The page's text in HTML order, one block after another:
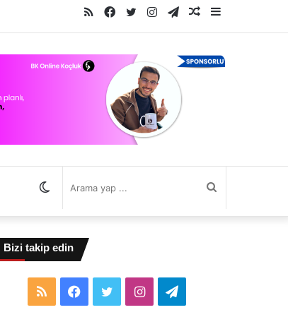
Kenar
Bölmesi
Rastgele
Makale
Telegram
Instagram
Twitter
Facebook
RSS
Bizi takip edin
RSS Facebook
TwitterInstagramTelegram